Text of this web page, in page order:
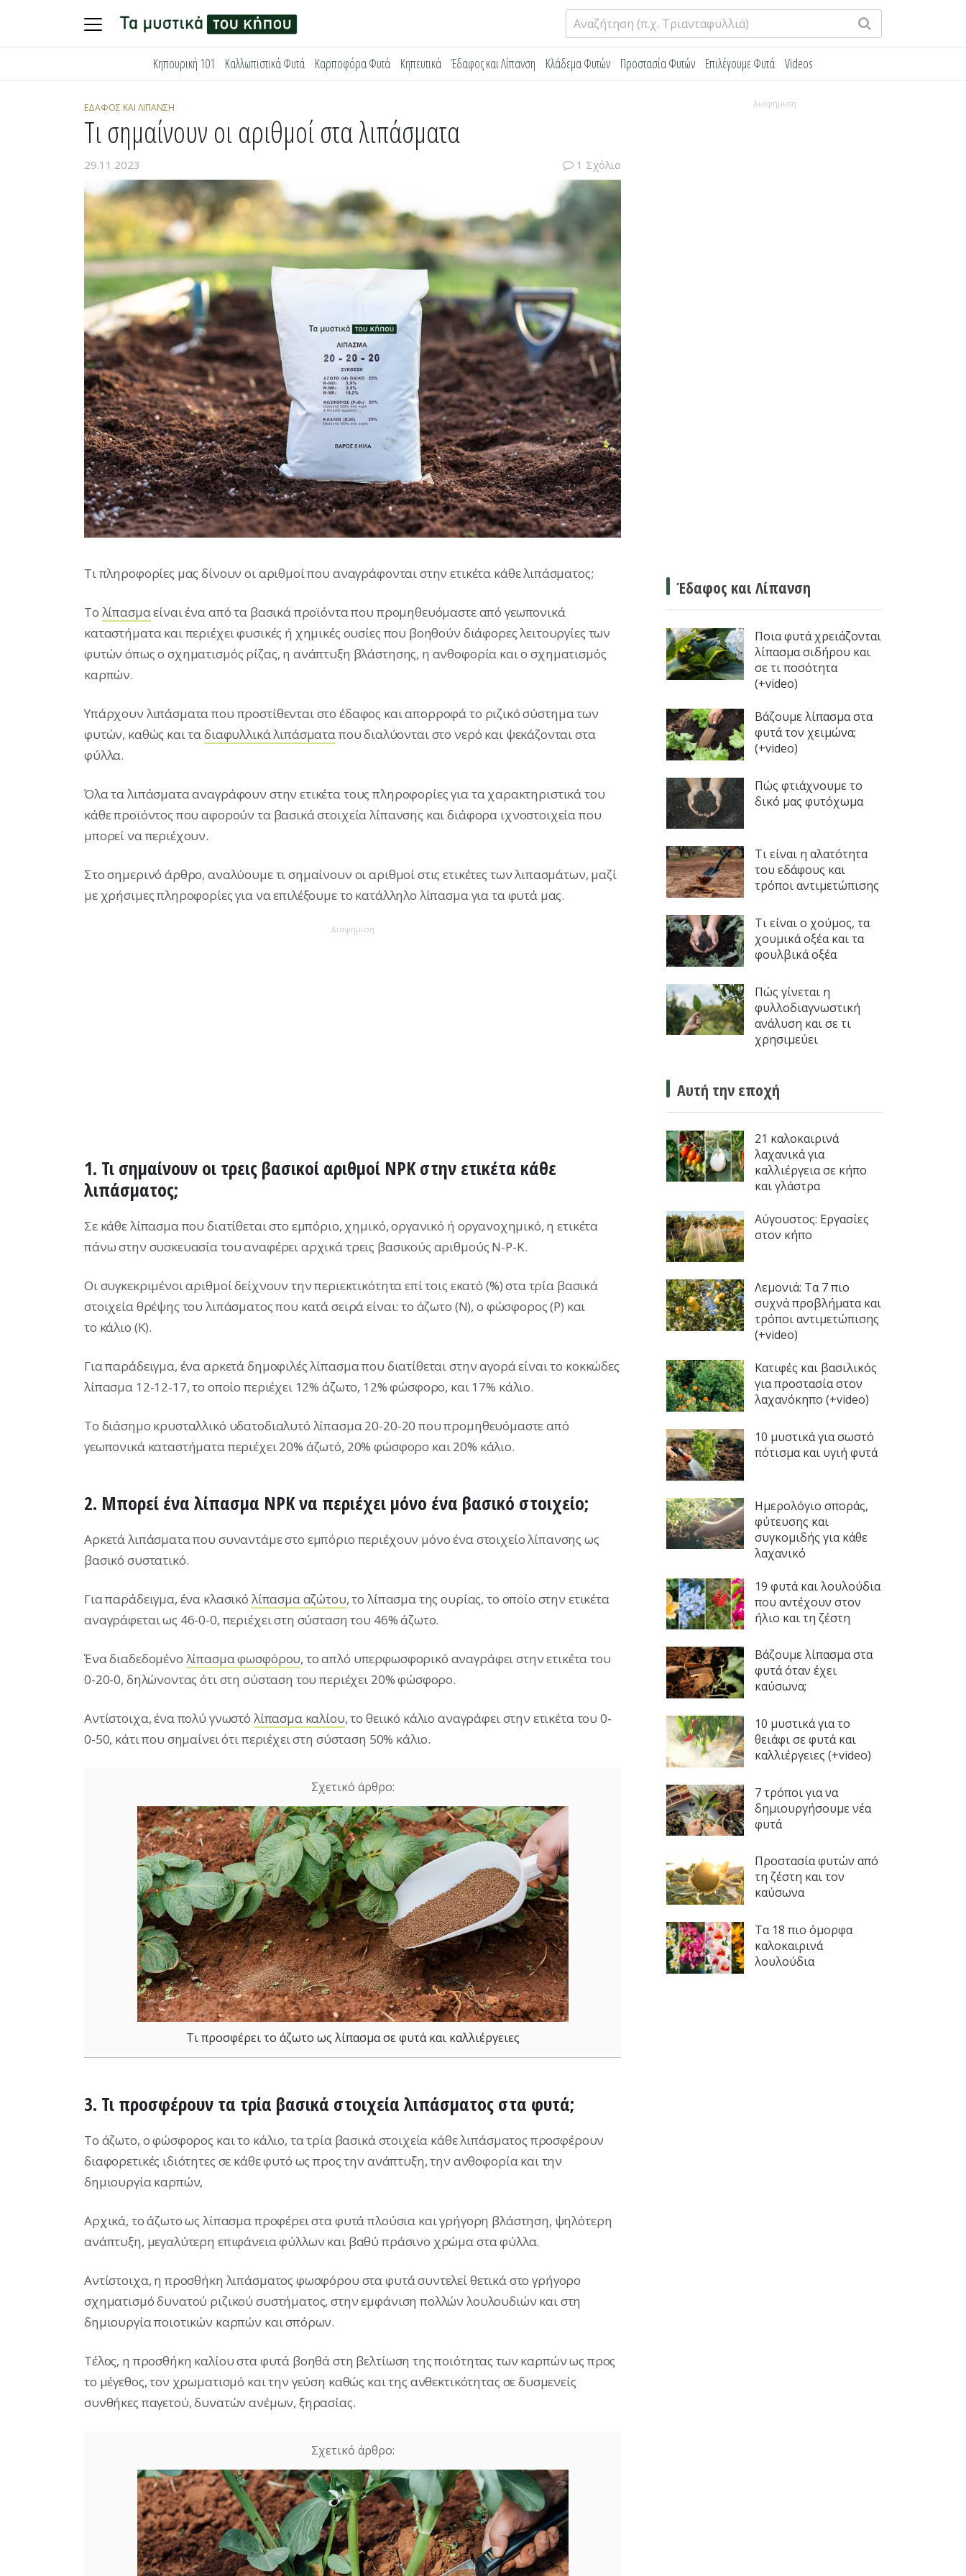
Αναζήτηση
για:
Κηπουρική 101 Καλλωπιστικά Φυτά Καρποφόρα Φυτά Κηπευτικά Έδαφος και Λίπανση Κλάδεμα Φυτών Προστασία Φυτών Επιλέγουμε Φυτά Videos
ΈΔΑΦΟΣ ΚΑΙ ΛΊΠΑΝΣΗ
Τι σημαίνουν οι αριθμοί στα λιπάσματα
29.11.2023 1 Σχόλιο
Τι πληροφορίες μας δίνουν οι αριθμοί που αναγράφονται στην ετικέτα κάθε λιπάσματος;
Το λίπασμαείναι ένα από τα βασικά προϊόντα που προμηθευόμαστε από γεωπονικά
καταστήματα και περιέχει φυσικές ή χημικές ουσίες που βοηθούν διάφορες λειτουργίες των
φυτών όπως ο σχηματισμός ρίζας, η ανάπτυξη βλάστησης, η ανθοφορία και ο σχηματισμός
καρπών.
Υπάρχουν λιπάσματα που προστίθενται στο έδαφος και απορροφά το ριζικό σύστημα των
φυτών, καθώς και ταδιαφυλλικά λιπάσματαπου διαλύονται στο νερό και ψεκάζονται στα
φύλλα.
Όλα τα λιπάσματα αναγράφουν στην ετικέτα τους πληροφορίες για τα χαρακτηριστικά του
κάθε προϊόντος που αφορούν τα βασικά στοιχεία λίπανσης και διάφορα ιχνοστοιχεία που
μπορεί να περιέχουν.
Στο σημερινό άρθρο, αναλύουμε τι σημαίνουν οι αριθμοί στις ετικέτες των λιπασμάτων, μαζί
με χρήσιμες πληροφορίες για να επιλέξουμε το κατάλληλο λίπασμα για τα φυτά μας.
Διαφήμιση
1. Τι σημαίνουν οι τρεις βασικοί αριθμοί NPK στην ετικέτα κάθε
λιπάσματος;
Σε κάθε λίπασμα που διατίθεται στο εμπόριο, χημικό, οργανικό ή οργανοχημικό, η ετικέτα
πάνω στην συσκευασία του αναφέρει αρχικά τρεις βασικούς αριθμούς N-P-K.
Οι συγκεκριμένοι αριθμοί δείχνουν την περιεκτικότητα επί τοις εκατό (%) στα τρία βασικά
στοιχεία θρέψης του λιπάσματος που κατά σειρά είναι: το άζωτο (N), ο φώσφορος (P) και
το κάλιο (K).
Για παράδειγμα, ένα αρκετά δημοφιλές λίπασμα που διατίθεται στην αγορά είναι το κοκκώδες
λίπασμα 12-12-17, το οποίο περιέχει 12% άζωτο, 12% φώσφορο, και 17% κάλιο.
Το διάσημο κρυσταλλικό υδατοδιαλυτό λίπασμα 20-20-20 που προμηθευόμαστε από
γεωπονικά καταστήματα περιέχει 20% άζωτό, 20% φώσφορο και 20% κάλιο.
2. Μπορεί ένα λίπασμα NPK να περιέχει μόνο ένα βασικό στοιχείο;
Αρκετά λιπάσματα που συναντάμε στο εμπόριο περιέχουν μόνο ένα στοιχείο λίπανσης ως
βασικό συστατικό.
Για παράδειγμα, ένα κλασικό λίπασμα αζώτου, το λίπασμα της ουρίας, το οποίο στην ετικέτα
αναγράφεται ως 46-0-0, περιέχει στη σύσταση του 46% άζωτο.
Ένα διαδεδομένο λίπασμα φωσφόρου, το απλό υπερφωσφορικό αναγράφει στην ετικέτα του
0-20-0, δηλώνοντας ότι στη σύσταση του περιέχει 20% φώσφορο.
Aντίστοιχα, ένα πολύ γνωστό λίπασμα καλίου, το θειικό κάλιο αναγράφει στην ετικέτα του 0-
0-50, κάτι που σημαίνει ότι περιέχει στη σύσταση 50% κάλιο.
Τι προσφέρει το άζωτο ως λίπασμα σε φυτά και καλλιέργειες
3. Τι προσφέρουν τα τρία βασικά στοιχεία λιπάσματος στα φυτά;
Το άζωτο, ο φώσφορος και το κάλιο, τα τρία βασικά στοιχεία κάθε λιπάσματος προσφέρουν
διαφορετικές ιδιότητες σε κάθε φυτό ως προς την ανάπτυξη, την ανθοφορία και την
δημιουργία καρπών,
Αρχικά, το άζωτο ως λίπασμα προφέρει στα φυτά πλούσια και γρήγορη βλάστηση, ψηλότερη
ανάπτυξη, μεγαλύτερη επιφάνεια φύλλων και βαθύ πράσινο χρώμα στα φύλλα.
Αντίστοιχα, η προσθήκη λιπάσματος φωσφόρου στα φυτά συντελεί θετικά στο γρήγορο
σχηματισμό δυνατού ριζικού συστήματος, στην εμφάνιση πολλών λουλουδιών και στη
δημιουργία ποιοτικών καρπών και σπόρων.
Τέλος, η προσθήκη καλίου στα φυτά βοηθά στη βελτίωση της ποιότητας των καρπών ως προς
το μέγεθος, τον χρωματισμό και την γεύση καθώς και της ανθεκτικότητας σε δυσμενείς
συνθήκες παγετού, δυνατών ανέμων, ξηρασίας.
Διαφήμιση
Έδαφος και Λίπανση
Ποια φυτά χρειάζονται
λίπασμα σιδήρου και
σε τι ποσότητα
(+video)
Βάζουμε λίπασμα στα
φυτά τον χειμώνα;
(+video)
Πώς φτιάχνουμε το
δικό μας φυτόχωμα
Τι είναι η αλατότητα
του εδάφους και
τρόποι αντιμετώπισης
Τι είναι ο χούμος, τα
χουμικά οξέα και τα
φουλβικά οξέα
Πώς γίνεται η
φυλλοδιαγνωστική
ανάλυση και σε τι
χρησιμεύει
Αυτή την εποχή
21 καλοκαιρινά
λαχανικά για
καλλιέργεια σε κήπο
και γλάστρα
Αύγουστος: Εργασίες
στον κήπο
Λεμονιά: Τα 7 πιο
συχνά προβλήματα και
τρόποι αντιμετώπισης
(+video)
Κατιφές και βασιλικός
για προστασία στον
λαχανόκηπο (+video)
10 μυστικά για σωστό
πότισμα και υγιή φυτά
Ημερολόγιο σποράς,
φύτευσης και
συγκομιδής για κάθε
λαχανικό
19 φυτά και λουλούδια
που αντέχουν στον
ήλιο και τη ζέστη
Βάζουμε λίπασμα στα
φυτά όταν έχει
καύσωνα;
10 μυστικά για το
θειάφι σε φυτά και
καλλιέργειες (+video)
7 τρόποι για να
δημιουργήσουμε νέα
φυτά
Προστασία φυτών από
τη ζέστη και τον
καύσωνα
Τα 18 πιο όμορφα
καλοκαιρινά
λουλούδια